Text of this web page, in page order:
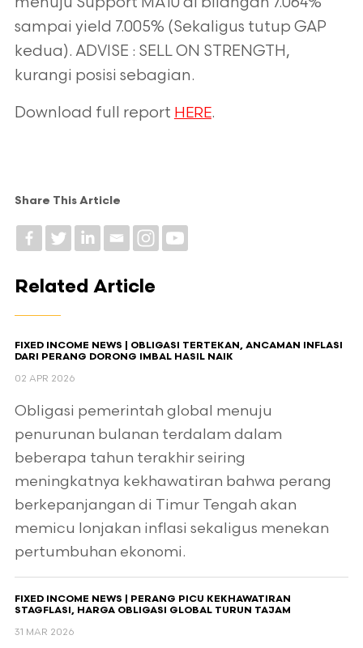
sampai yield 7.005% (Sekaligus tutup GAP
kedua). ADVISE : SELL ON STRENGTH,
kurangi posisi sebagian.
Download full report HERE.
Share This Article
Related Article
FIXED INCOME NEWS | OBLIGASI TERTEKAN, ANCAMAN INFLASI
DARI PERANG DORONG IMBAL HASIL NAIK
02 APR 2026
Obligasi pemerintah global menuju
penurunan bulanan terdalam dalam
beberapa tahun terakhir seiring
meningkatnya kekhawatiran bahwa perang
berkepanjangan di Timur Tengah akan
memicu lonjakan inflasi sekaligus menekan
pertumbuhan ekonomi.
FIXED INCOME NEWS | PERANG PICU KEKHAWATIRAN
STAGFLASI, HARGA OBLIGASI GLOBAL TURUN TAJAM
31 MAR 2026